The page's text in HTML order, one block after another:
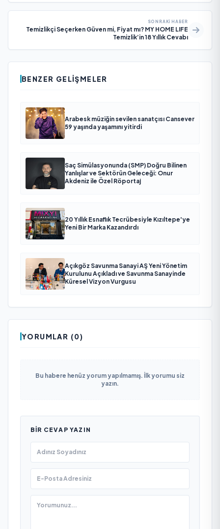
SONRAKI HABER
Temizlikçi Seçerken Güven mi, Fiyat mı? MY HOME LIFE
Temizlik’in 18 Yıllık Cevabı
BENZER GELIŞMELER
Arabesk müziğin sevilen sanatçısı Cansever
59 yaşında yaşamını yitirdi
Saç Simülasyonunda (SMP) Doğru Bilinen
Yanlışlar ve Sektörün Geleceği: Onur
Akdeniz ile Özel Röportaj
20 Yıllık Esnaflık Tecrübesiyle Kızıltepe'ye
Yeni Bir Marka Kazandırdı
Açıkgöz Savunma Sanayi AŞ Yeni Yönetim
Kurulunu Açıkladı ve Savunma Sanayinde
Küresel Vizyon Vurgusu
YORUMLAR (0)
Bu habere henüz yorum yapılmamış. İlk yorumu siz
yazın.
BIR CEVAP YAZIN